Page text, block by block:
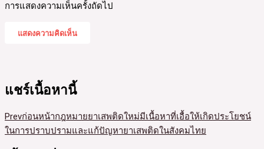
การแสดงความเห็นครั้งถัดไป
แชร์เนื้อหานี้
Prevก่อนหน้ากฎหมายยาเสพติดใหม่มีเนื้อหาที่เอื้อให้เกิดประโยชน์
ในการปราบปรามและแก้ปัญหายาเสพติดในสังคมไทย